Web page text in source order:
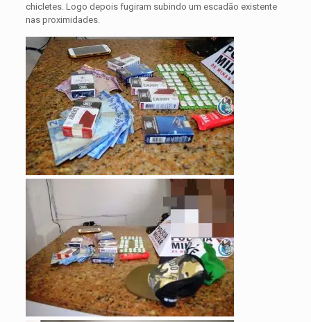
chicletes. Logo depois fugiram subindo um escadão existente
nas proximidades.